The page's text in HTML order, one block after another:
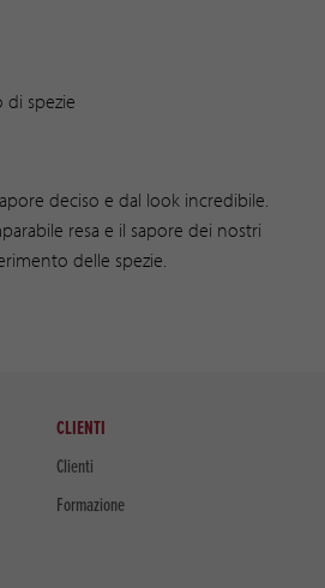
di spezie
deciso e dal look incredibile.
resa e il sapore dei nostri
delle spezie.
CLIENTI
Clienti
Formazione